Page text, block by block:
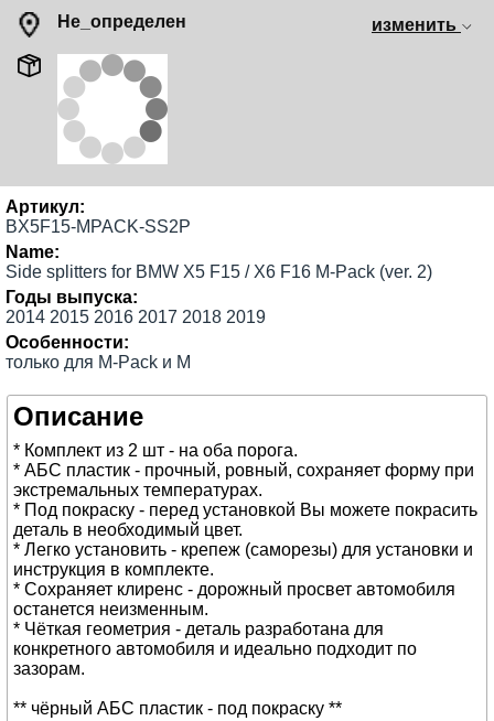
Не_определен изменить
Артикул:
BX5F15-MPACK-SS2P
Name:
Side splitters for BMW X5 F15 / X6 F16 M-Pack (ver. 2)
Годы выпуска:
2014 2015 2016 2017 2018 2019
Особенности:
только для M-Pack и M
Описание
* Комплект из 2 шт - на оба порога.
* АБС пластик - прочный, ровный, сохраняет форму при
экстремальных температурах.
* Под покраску - перед установкой Вы можете покрасить
деталь в необходимый цвет.
* Легко установить - крепеж (саморезы) для установки и
инструкция в комплекте.
* Сохраняет клиренс - дорожный просвет автомобиля
останется неизменным.
* Чёткая геометрия - деталь разработана для
конкретного автомобиля и идеально подходит по
зазорам.
** чёрный АБС пластик - под покраску **